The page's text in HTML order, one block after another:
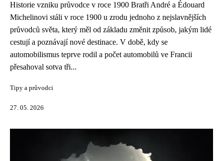
Historie vzniku průvodce v roce 1900 Bratři André a Édouard
Michelinovi stáli v roce 1900 u zrodu jednoho z nejslavnějších
průvodců světa, který měl od základu změnit způsob, jakým lidé
cestují a poznávají nové destinace. V době, kdy se
automobilismus teprve rodil a počet automobilů ve Francii
přesahoval sotva tři...
Tipy a průvodci
27. 05. 2026